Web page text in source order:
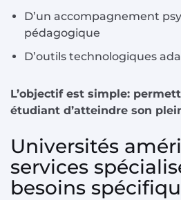
D’un accompagnement
pédagogique
D’outils technologiques
L’objectif est simple:
étudiant d’atteindre son
Universités
services
besoins